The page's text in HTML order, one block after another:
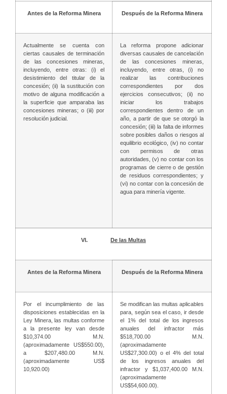
Antes de la Reforma Minera Después de la Reforma Minera
Actualmente se cuenta con
ciertas causales de terminación
de las concesiones mineras,
incluyendo, entre otras: (i) el
desistimiento del titular de la
concesión; (ii) la sustitución con
motivo de alguna modificación a
la superficie que amparaba las
concesiones mineras; o (iii) por
resolución judicial.
La reforma propone adicionar
diversas causales de cancelación
de las concesiones mineras,
incluyendo, entre otras, (i) no
realizar las contribuciones
correspondientes por dos
ejercicios consecutivos; (ii) no
iniciar los trabajos
correspondientes dentro de un
año, a partir de que se otorgó la
concesión; (iii) la falta de informes
sobre posibles daños o riesgos al
equilibrio ecológico, (iv) no contar
con permisos de otras
autoridades, (v) no contar con los
programas de cierre o de gestión
de residuos correspondientes; y
(vi) no contar con la concesión de
agua para minería vigente.
VI. De las Multas
Antes de la Reforma Minera Después de la Reforma Minera
Por el incumplimiento de las
disposiciones establecidas en la
Ley Minera, las multas conforme
a la presente ley van desde
$10,374.00 M.N.
(aproximadamente US$550.00),
a $207,480.00 M.N.
(aproximadamente US$
10,920.00)
Se modifican las multas aplicables
para, según sea el caso, ir desde
el 1% del total de los ingresos
anuales del infractor más
$518,700.00 M.N.
(aproximadamente
US$27,300.00) o el 4% del total
de los ingresos anuales del
infractor y $1,037,400.00 M.N.
(aproximadamente
US$54,600.00).